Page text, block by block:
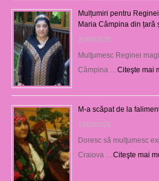
Mulțumiri pentru
Maria Câmpina din țară
22/05/2025
Mulţumesc Reginei
Câmpina … Citeşte mai
M-a scăpat de la
13/03/2025
Doresc să mulţumesc
Craiova … Citeşte mai